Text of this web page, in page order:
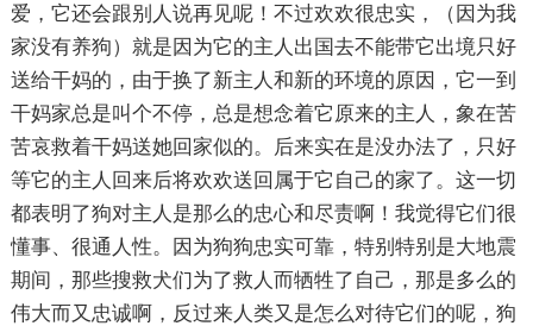
爱，它还会跟别人说再见呢！不过欢欢很忠实，（因为我
家没有养狗）就是因为它的主人出国去不能带它出境只好
送给干妈的，由于换了新主人和新的环境的原因，它一到
干妈家总是叫个不停，总是想念着它原来的主人，象在苦
苦哀救着干妈送她回家似的。后来实在是没办法了，只好
等它的主人回来后将欢欢送回属于它自己的家了。这一切
都表明了狗对主人是那么的忠心和尽责啊！我觉得它们很
懂事、很通人性。因为狗狗忠实可靠，特别特别是大地震
期间，那些搜救犬们为了救人而牺牲了自己，那是多么的
伟大而又忠诚啊，反过来人类又是怎么对待它们的呢，狗